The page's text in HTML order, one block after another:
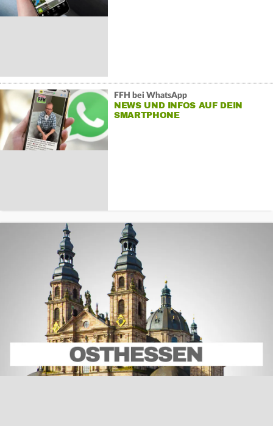
FFH bei WhatsApp
NEWS UND INFOS AUF DEIN
SMARTPHONE